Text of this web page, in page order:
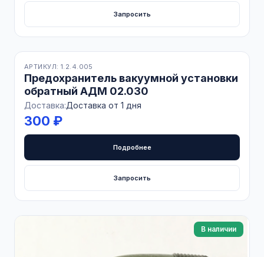
Запросить
АРТИКУЛ: 1.2.4.005
Предохранитель вакуумной установки
обратный АДМ 02.030
Доставка:Доставка от 1 дня
300 ₽
Подробнее
Запросить
В наличии